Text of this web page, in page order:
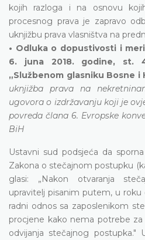
kojih razloga i na osnovu
procesnog prava je zapravo
uknjižbu prava vlasništva na
• Odluka o dopustivosti i
6. juna 2018. godine, st.
„Službenom glasniku Bosne i
uknjižba prava na
ugovora o izdržavanju koji je
povreda člana 6. Evropske
BiH
Ustavni sud podsjeća da
Zakona o stečajnom postupku
glasi: „Nakon otvaranja
upravitelj pisanim putem, u roku
radni odnos sa zaposlenikom
procjene kako nema potrebe
odvijanja stečajnog